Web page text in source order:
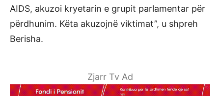
AIDS, akuzoi kryetarin e grupit parlamentar për
përdhunim. Këta akuzojnë viktimat”, u shpreh
Berisha.
Zjarr Tv Ad